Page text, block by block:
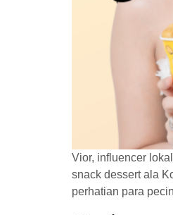
Vior, influencer
snack dessert ala
perhatian para